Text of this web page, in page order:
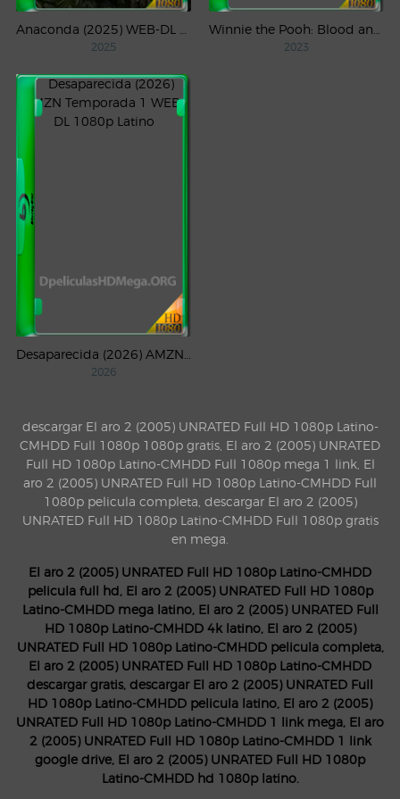
2025 2023
2026
descargar El aro 2 (2005) UNRATED Full HD 1080p Latino-
CMHDD Full 1080p 1080p gratis, El aro 2 (2005) UNRATED
Full HD 1080p Latino-CMHDD Full 1080p mega 1 link, El
aro 2 (2005) UNRATED Full HD 1080p Latino-CMHDD Full
1080p pelicula completa, descargar El aro 2 (2005)
UNRATED Full HD 1080p Latino-CMHDD Full 1080p gratis
en mega.
El aro 2 (2005) UNRATED Full HD 1080p Latino-CMHDD
pelicula full hd, El aro 2 (2005) UNRATED Full HD 1080p
Latino-CMHDD mega latino, El aro 2 (2005) UNRATED Full
HD 1080p Latino-CMHDD 4k latino, El aro 2 (2005)
UNRATED Full HD 1080p Latino-CMHDD pelicula completa,
El aro 2 (2005) UNRATED Full HD 1080p Latino-CMHDD
descargar gratis, descargar El aro 2 (2005) UNRATED Full
HD 1080p Latino-CMHDD pelicula latino, El aro 2 (2005)
UNRATED Full HD 1080p Latino-CMHDD 1 link mega, El aro
2 (2005) UNRATED Full HD 1080p Latino-CMHDD 1 link
google drive, El aro 2 (2005) UNRATED Full HD 1080p
Latino-CMHDD hd 1080p latino.